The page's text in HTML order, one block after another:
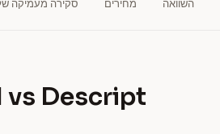
השוואה מחירים סקירה מעמיקה
vs Descript